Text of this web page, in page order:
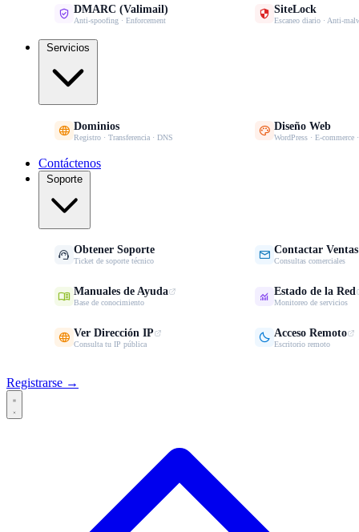
 DMARC (Valimail)
Anti-spoofing · Enforcement  SiteLock
Escaneo diario · Anti-
Servicios
 Dominios
Registro · Transferencia · DNS  Diseño Web
WordPress · E-commerce
Contáctenos
Soporte
 Obtener Soporte
Ticket de soporte técnico  Contactar Ventas
Consultas comerciales
 Manuales de Ayuda
Base de conocimiento  Estado de la Red
Monitoreo de servicios
 Ver Dirección IP
Consulta tu IP pública  Acceso Remoto
Escritorio remoto
Registrarse →